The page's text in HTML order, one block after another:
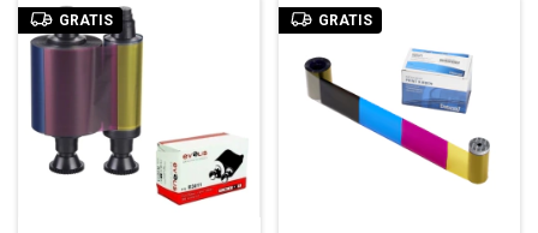
GRATIS GRATIS